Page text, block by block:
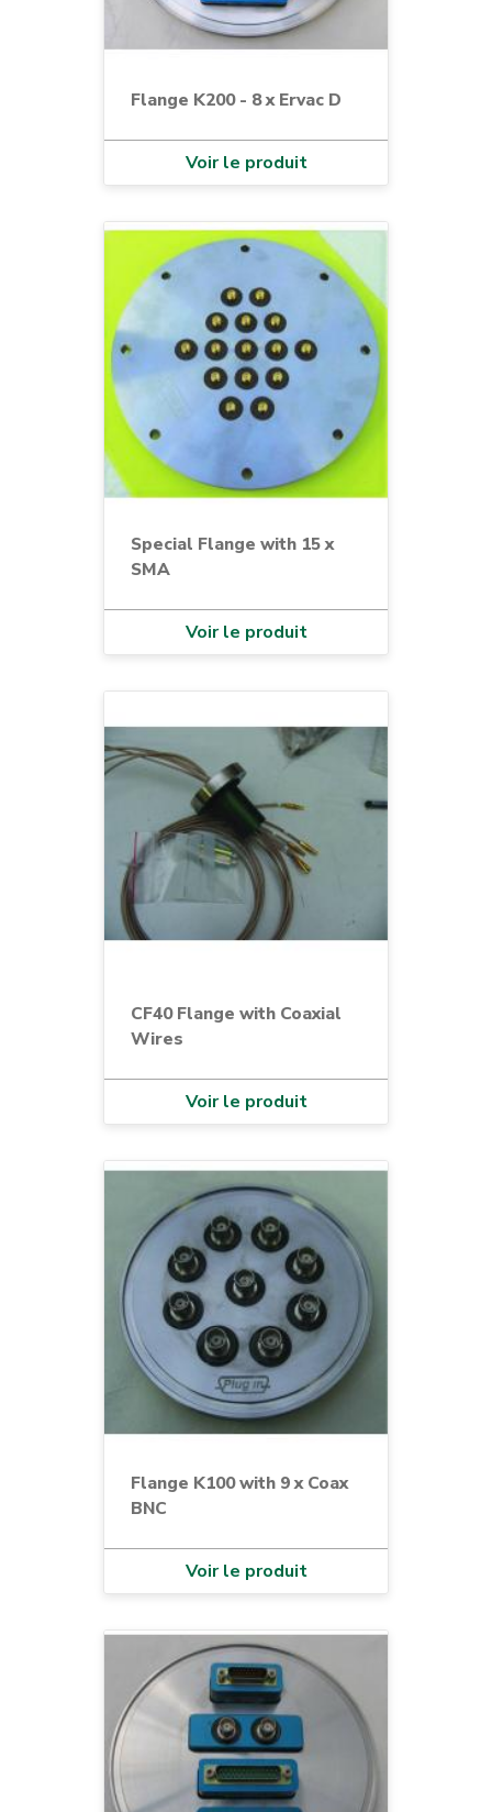
Flange K200 - 8 x Ervac D
Voir le produit
Special Flange with 15 x
SMA
Voir le produit
CF40 Flange with Coaxial
Wires
Voir le produit
Flange K100 with 9 x Coax
BNC
Voir le produit